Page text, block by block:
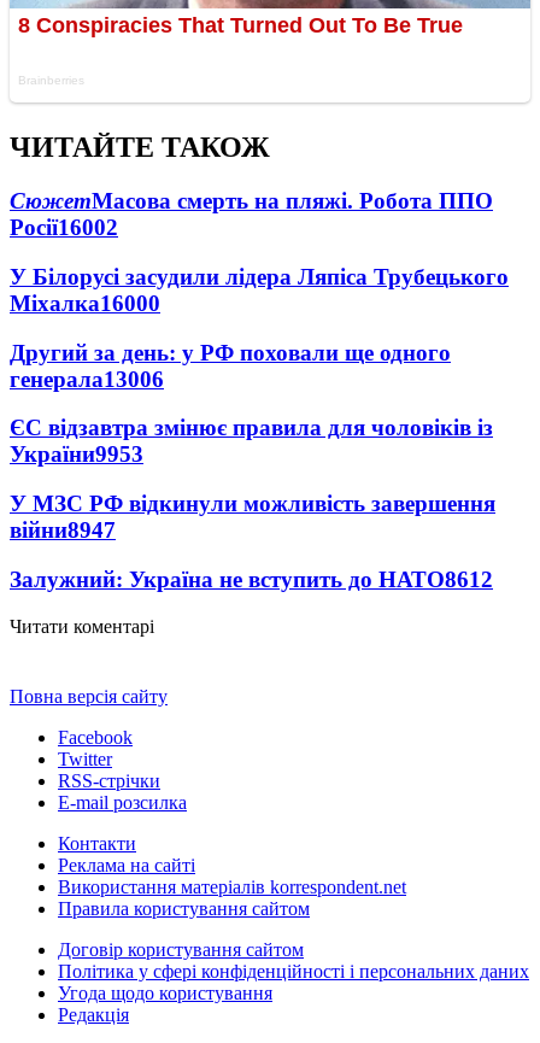
ЧИТАЙТЕ ТАКОЖ
СюжетМасова смерть на пляжі. Робота ППО
Росії16002
У Білорусі засудили лідера Ляпіса Трубецького
Міхалка16000
Другий за день: у РФ поховали ще одного
генерала13006
ЄС відзавтра змінює правила для чоловіків із
України9953
У МЗС РФ відкинули можливість завершення
війни8947
Залужний: Україна не вступить до НАТО8612
Читати коментарі
Повна версія сайту
Facebook
Twitter
RSS-стрічки
E-mail розсилка
Контакти
Реклама на сайті
Використання матеріалів korrespondent.net
Правила користування сайтом
Договір користування сайтом
Політика у сфері конфіденційності і персональних даних
Угода щодо користування
Редакція